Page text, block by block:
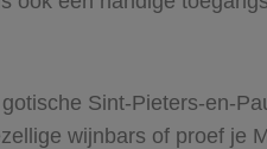
Sint-Pieters-en-
wijnbars of proef je